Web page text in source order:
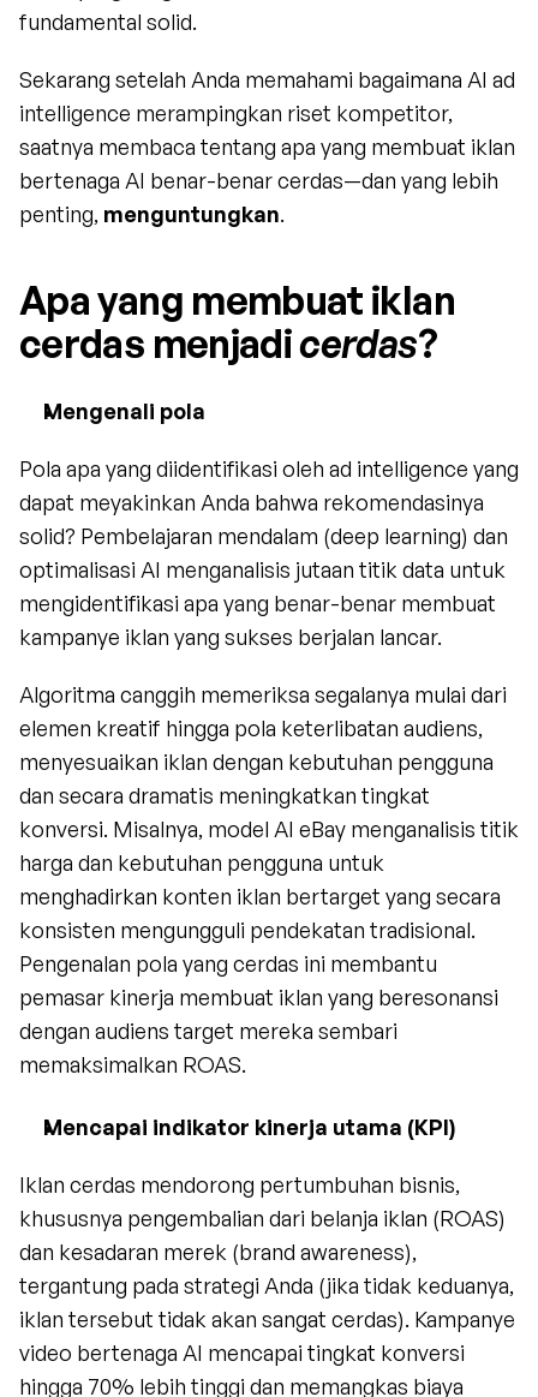
fundamental solid.
Sekarang setelah Anda memahami bagaimana AI ad
intelligence merampingkan riset kompetitor,
saatnya membaca tentang apa yang membuat iklan
bertenaga AI benar-benar cerdas—dan yang lebih
penting, menguntungkan.
Apa yang membuat iklan
cerdas menjadi cerdas?
Mengenali pola
Pola apa yang diidentifikasi oleh ad intelligence yang
dapat meyakinkan Anda bahwa rekomendasinya
solid? Pembelajaran mendalam (deep learning) dan
optimalisasi AI menganalisis jutaan titik data untuk
mengidentifikasi apa yang benar-benar membuat
kampanye iklan yang sukses berjalan lancar.
Algoritma canggih memeriksa segalanya mulai dari
elemen kreatif hingga pola keterlibatan audiens,
menyesuaikan iklan dengan kebutuhan pengguna
dan secara dramatis meningkatkan tingkat
konversi. Misalnya, model AI eBay menganalisis titik
harga dan kebutuhan pengguna untuk
menghadirkan konten iklan bertarget yang secara
konsisten mengungguli pendekatan tradisional.
Pengenalan pola yang cerdas ini membantu
pemasar kinerja membuat iklan yang beresonansi
dengan audiens target mereka sembari
memaksimalkan ROAS.
Mencapai indikator kinerja utama (KPI)
Iklan cerdas mendorong pertumbuhan bisnis,
khususnya pengembalian dari belanja iklan (ROAS)
dan kesadaran merek (brand awareness),
tergantung pada strategi Anda (jika tidak keduanya,
iklan tersebut tidak akan sangat cerdas). Kampanye
video bertenaga AI mencapai tingkat konversi
hingga 70% lebih tinggi dan memangkas biaya